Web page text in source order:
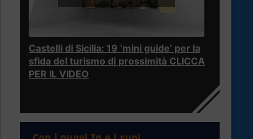
Castelli di Sicilia: 19 ‘mini guide’ per la
sfida del turismo di prossimità CLICCA
PER IL VIDEO